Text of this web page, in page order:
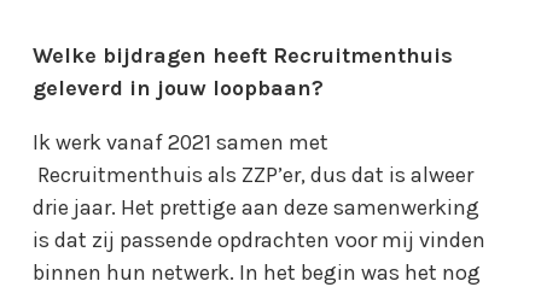
Welke bijdragen heeft Recruitmenthuis
geleverd in jouw loopbaan?
Ik werk vanaf 2021 samen met
Recruitmenthuis als ZZP’er, dus dat is alweer
drie jaar. Het prettige aan deze samenwerking
is dat zij passende opdrachten voor mij vinden
binnen hun netwerk. In het begin was het nog